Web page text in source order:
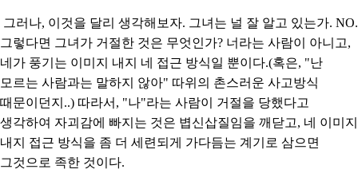
그러나, 이것을 달리 생각해보자. 그녀는 널 잘 알고 있는가. NO.
그렇다면 그녀가 거절한 것은 무엇인가? 너라는 사람이 아니고,
네가 풍기는 이미지 내지 네 접근 방식일 뿐이다.(혹은, "난
모르는 사람과는 말하지 않아" 따위의 촌스러운 사고방식
때문이던지..) 따라서, "나"라는 사람이 거절을 당했다고
생각하여 자괴감에 빠지는 것은 볍신삽질임을 깨닫고, 네 이미지
내지 접근 방식을 좀 더 세련되게 가다듬는 계기로 삼으면
그것으로 족한 것이다.